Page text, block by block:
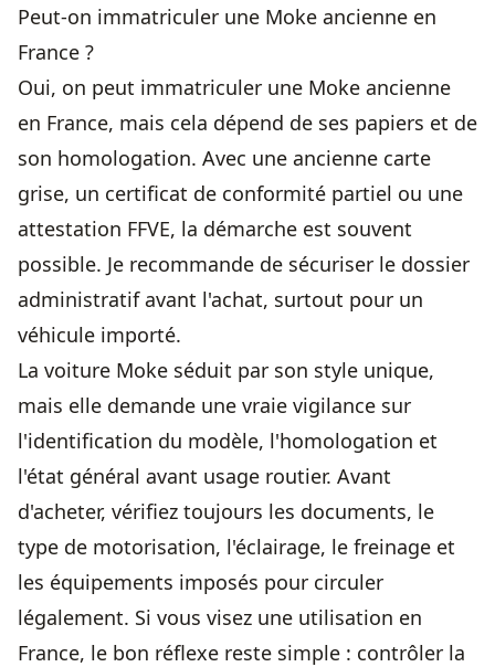
Peut-on immatriculer une Moke ancienne en
France ?
Oui, on peut immatriculer une Moke ancienne
en France, mais cela dépend de ses papiers et de
son homologation. Avec une ancienne carte
grise, un certificat de conformité partiel ou une
attestation FFVE, la démarche est souvent
possible. Je recommande de sécuriser le dossier
administratif avant l'achat, surtout pour un
véhicule importé.
La voiture Moke séduit par son style unique,
mais elle demande une vraie vigilance sur
l'identification du modèle, l'homologation et
l'état général avant usage routier. Avant
d'acheter, vérifiez toujours les documents, le
type de motorisation, l'éclairage, le freinage et
les équipements imposés pour circuler
légalement. Si vous visez une utilisation en
France, le bon réflexe reste simple : contrôler la